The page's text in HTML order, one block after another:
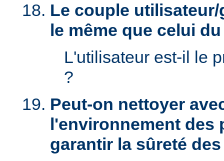
Le couple
le même que celui
L'utilisateur est-il le
?
Peut-on nettoyer
l'environnement des
garantir la sûreté